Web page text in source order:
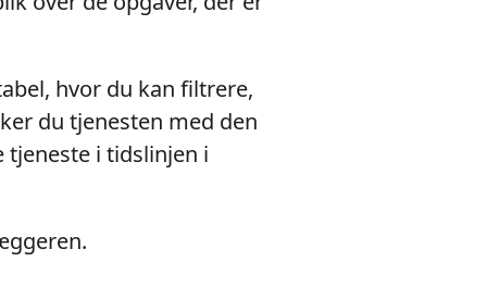
hvor du kan filtrere,
du tjenesten med den
i tidslinjen i